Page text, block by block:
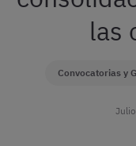
las
Convocatorias y